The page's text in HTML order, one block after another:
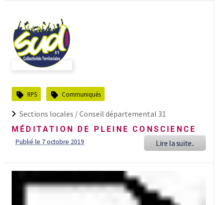
RPS Communiqués
Sections locales /Conseil départemental 31
MÉDITATION DE PLEINE CONSCIENCE
Publié le 7 octobre 2019 Lire la suite..